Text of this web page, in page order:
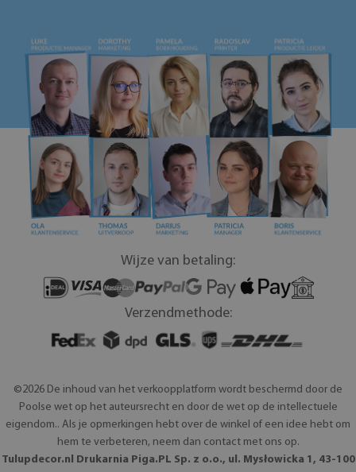
Wijze van betaling:
Verzendmethode:
©2026 De inhoud van het verkoopplatform wordt beschermd door de
Poolse wet op het auteursrecht en door de wet op de intellectuele
eigendom.. Als je opmerkingen hebt over de winkel of een idee hebt om
hem te verbeteren, neem dan contact met ons op.
Tulupdecor.nl Drukarnia Piga.PL Sp. z o.o., ul. Mysłowicka 1, 43-100